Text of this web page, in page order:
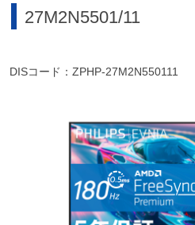
27M2N5501/11
DISコード：ZPHP-27M2N550111